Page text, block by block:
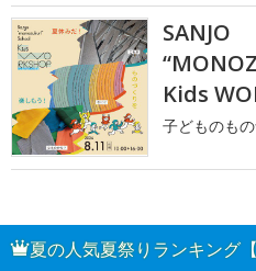
SANJO
Kids
子どものも
夏の人気夏祭りランキング